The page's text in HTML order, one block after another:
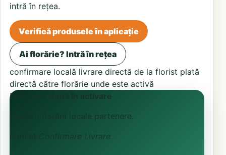
intră în rețea.
Verifică produsele în aplicație
Ai florărie? Intră în rețea
confirmare locală livrare directă de la florist plată
directă către florărie unde este activă
ProFlorist
Zonă în activare
Căutăm florării locale partenere.
Confirmare Livrare